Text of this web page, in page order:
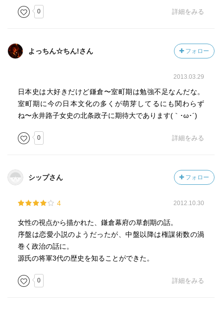
0 詳細をみる
よっちん☆ちん!さん フォロー
2013.03.29
日本史は大好きだけど鎌倉〜室町期は勉強不足なんだな。
室町期に今の日本文化の多くが萌芽してるにも関わらず
ね〜永井路子女史の北条政子に期待大であります(｀･ω･´)ゞ
0 詳細をみる
シップさん フォロー
4 2012.10.30
女性の視点から描かれた、鎌倉幕府の草創期の話。
序盤は恋愛小説のようだったが、中盤以降は権謀術数の渦
巻く政治の話に。
源氏の将軍3代の歴史を知ることができた。
0 詳細をみる